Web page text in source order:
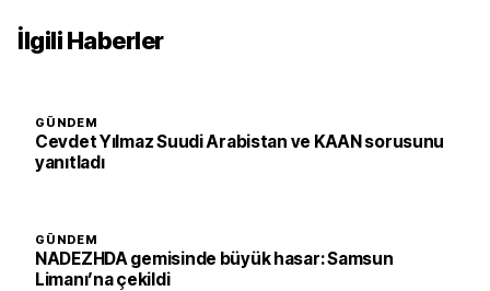
İlgili Haberler
GÜNDEM
Cevdet Yılmaz Suudi Arabistan ve KAAN sorusunu
yanıtladı
GÜNDEM
NADEZHDA gemisinde büyük hasar: Samsun
Limanı’na çekildi